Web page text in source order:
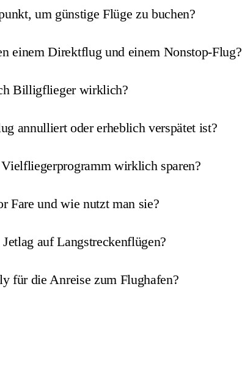
um günstige Flüge zu buchen?
einem Direktflug und einem Nonstop-Flug?
Billigflieger wirklich?
annulliert oder erheblich verspätet ist?
wirklich sparen?
Fare und wie nutzt man sie?
auf Langstreckenflügen?
für die Anreise zum Flughafen?